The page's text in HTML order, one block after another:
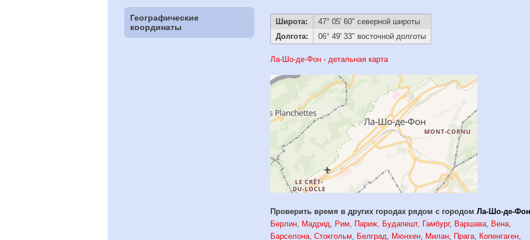
Географические
координаты
Широта:
47° 05′ 60″ северной широты
Долгота:
06° 49′ 33″ восточной долготы
Ла-Шо-де-Фон - детальная карта
Проверить время в других городах рядом с городомЛа-Шо-де-Фон
Берлин, Мадрид, Рим, Париж, Будапешт, Гамбург, Варшава, Вена,
Барселона,Стокгольм, Белград, Мюнхен, Милан, Прага, Копенгаген,